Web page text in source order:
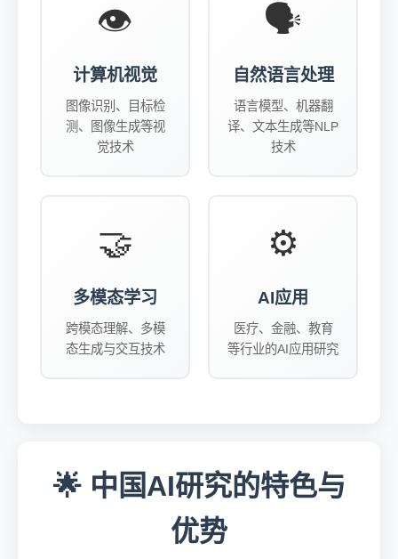
👁️
计算机视觉
图像识别、目标检
测、图像生成等视
觉技术
🗣️
自然语言处理
语言模型、机器翻
译、文本生成等NLP
技术
🤝
多模态学习
跨模态理解、多模
态生成与交互技术
⚙️
AI应用
医疗、金融、教育
等行业的AI应用研究
🌟 中国AI研究的特色与
优势